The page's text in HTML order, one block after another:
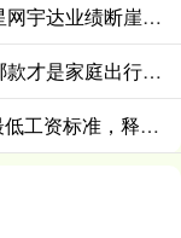
顶级配资 航天装备行业CFO薪酬观察：星网宇达业绩断崖式下滑 CFO刘正武年薪7034万元 逆势大涨168%
贝格富 四款紧凑型SUV实用性大比拼，哪款才是家庭出行的贴心之选？
科创之星 涨幅10%以上！多低密集上调最低工资标准，释放什么信号？